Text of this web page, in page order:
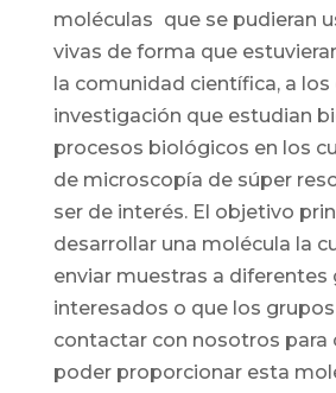
moléculas que se pudieran
vivas de forma que
la comunidad científica, a
investigación que estudian
procesos biológicos en los
de microscopía de súper
ser de interés. El objetivo
desarrollar una molécula la
enviar muestras a diferentes
interesados o que los
contactar con nosotros para
poder proporcionar esta